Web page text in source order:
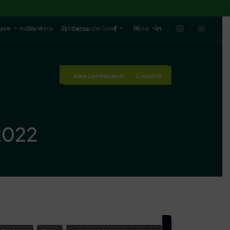
Media Cerca
Area Contribuenti Contatti
Biblioteca Politecnico del Cuoio Media
Area Contribuenti Contatti